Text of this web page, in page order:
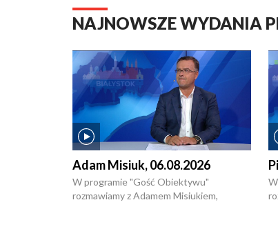
NAJNOWSZE WYDANIA
Adam Misiuk, 06.08.2026
W programie "Gość Obiektywu"
rozmawiamy z Adamem Misiukiem,